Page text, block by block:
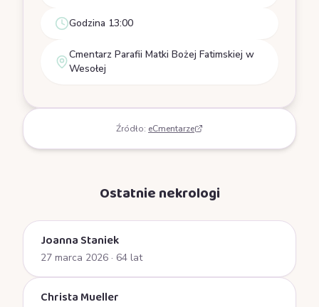
Godzina 13:00
Cmentarz Parafii Matki Bożej Fatimskiej w
Wesołej
Źródło: eCmentarze
Ostatnie nekrologi
Joanna Staniek
27 marca 2026 · 64 lat
Christa Mueller